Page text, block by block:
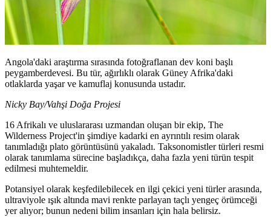
Angola'daki araştırma sırasında fotoğraflanan dev koni başlı
peygamberdevesi. Bu tür, ağırlıklı olarak Güney Afrika'daki
otlaklarda yaşar ve kamuflaj konusunda ustadır.
Nicky Bay/Vahşi Doğa Projesi
16 Afrikalı ve uluslararası uzmandan oluşan bir ekip, The
Wilderness Project'in şimdiye kadarki en ayrıntılı resim olarak
tanımladığı plato görüntüsünü yakaladı. Taksonomistler türleri resmi
olarak tanımlama sürecine başladıkça, daha fazla yeni türün tespit
edilmesi muhtemeldir.
Potansiyel olarak keşfedilebilecek en ilgi çekici yeni türler arasında,
ultraviyole ışık altında mavi renkte parlayan taçlı yengeç örümceği
yer alıyor; bunun nedeni bilim insanları için hala belirsiz.